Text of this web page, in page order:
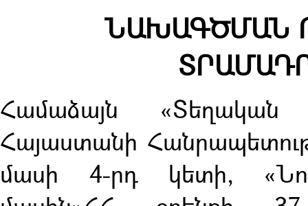
ՆԱԽԱԳԾՄԱՆ
Համաձայն «Տեղական
Հայաստանի
մասի 4-րդ կետի,